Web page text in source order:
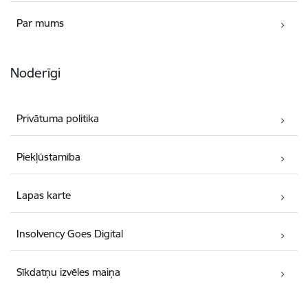
Par mums
Noderīgi
Privātuma politika
Piekļūstamība
Lapas karte
Insolvency Goes Digital
Sīkdatņu izvēles maiņa